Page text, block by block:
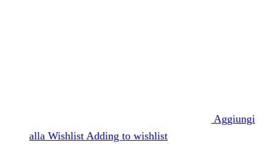
Aggiungi
alla Wishlist Adding to wishlist